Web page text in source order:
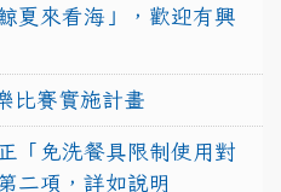
夏來看海」，歡迎有興
比賽實施計畫
「免洗餐具限制使用對
二項，詳如說明